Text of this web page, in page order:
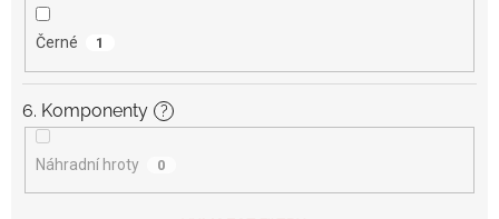
Černé 1
6. Komponenty ?
Náhradní hroty 0